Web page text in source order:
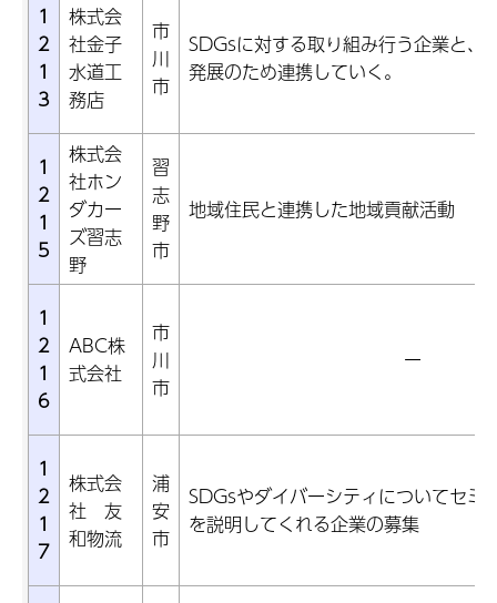
1
2
1
3
株式会
社金子
水道工
務店
市
川
市
SDGsに対する取り組み行う企業と、
発展のため連携していく。
1
2
1
5
株式会
社ホン
ダカー
ズ習志
野
習
志
野
市
地域住民と連携した地域貢献活動
1
2
1
6
ABC株
式会社
市
川
市
ー
1
2
1
7
株式会
社 友
和物流
浦
安
市
SDGsやダイバーシティについてセミ
を説明してくれる企業の募集